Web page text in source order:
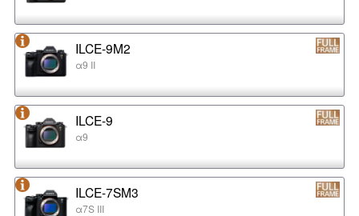
ILCE-9M2
α9 II
ILCE-9
α9
ILCE-7SM3
α7S III